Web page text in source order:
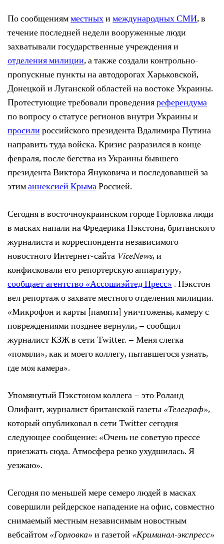
По сообщениямместныхимеждународных СМИ, в
течение последней недели вооруженные люди
захватывали государственные учреждения и
отделения милиции, а также создали контрольно-
пропускные пункты на автодорогах Харьковской,
Донецкой и Луганской областей на востоке Украины.
Протестующие требовали проведенияреферендума
по вопросу о статусе регионов внутри Украины и
просилироссийского президента Вдалимира Путина
направить туда войска. Кризис разразился в конце
февраля, после бегства из Украины бывшего
президента Виктора Януковича и последовавшей за
этиманнексией КрымаРоссией.
Сегодня в восточноукраинском городе Горловка люди
в масках напали на Фредерика Пэкстона, британского
журналиста и корреспондента независимого
новостного Интернет-сайта ViceNews, и
конфисковали его репортерскую аппаратуру,
сообщает агентство «Ассошиэйтед Пресс». Пэкстон
вел репортаж о захвате местного отделения милиции.
«Микрофон и карты [памяти] уничтожены, камеру с
повреждениями позднее вернули, – сообщил
журналист КЗЖ в сети Twitter. – Меня слегка
«помяли», как и моего коллегу, пытавшегося узнать,
где моя камера».
Упомянутый Пэкстоном коллега – это Роланд
Олифант, журналист британской газеты«Телеграф»,
который опубликовал в сети Twitter сегодня
следующее сообщение: «Очень не советую прессе
приезжать сюда. Атмосфера резко ухудшилась. Я
уезжаю».
Сегодня по меньшей мере семеро людей в масках
совершили рейдерское нападение на офис, совместно
снимаемый местным независимым новостным
вебсайтом«Горловка»и газетой «Криминал-экспресс»